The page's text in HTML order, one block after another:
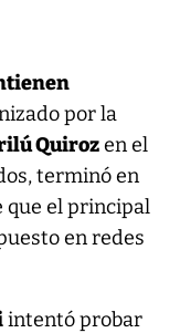
por la
Quirozen el
terminó en
que el principal
en redes
intentó probar